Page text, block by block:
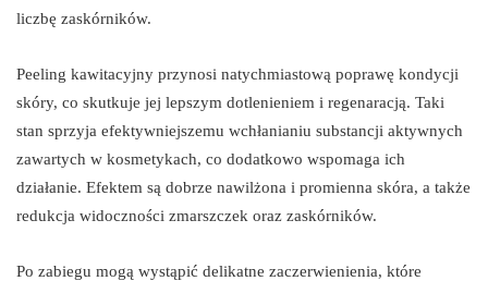
liczbę zaskórników.
Peeling kawitacyjny przynosi natychmiastową poprawę kondycji
skóry, co skutkuje jej lepszym dotlenieniem i regenaracją. Taki
stan sprzyja efektywniejszemu wchłanianiu substancji aktywnych
zawartych w kosmetykach, co dodatkowo wspomaga ich
działanie. Efektem są dobrze nawilżona i promienna skóra, a także
redukcja widoczności zmarszczek oraz zaskórników.
Po zabiegu mogą wystąpić delikatne zaczerwienienia, które